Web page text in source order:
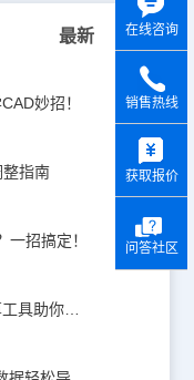
最新
妙招！
指南
招搞定！
告别繁琐计算，浩辰CAD快速计算工具助你一臂之力！
在线咨询
销售热线
获取报价
问答社区